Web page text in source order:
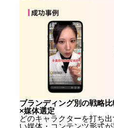
ブランディング別の戦略
×媒体選定
どのキャラクターを打ち
い媒体・コンテンツ形式